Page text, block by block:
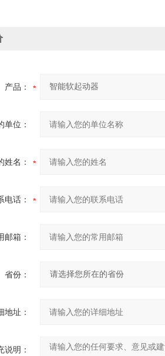
产品：
单位：
姓名：
电话：
邮箱：
省份：
地址：
说明：